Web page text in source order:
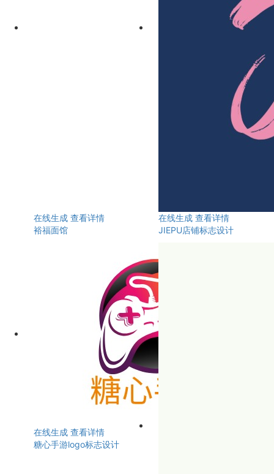
在线生成 查看详情
裕福面馆
在线生成 查看详情
JIEPU店铺标志设计
在线生成 查看详情
糖心手游logo标志设计